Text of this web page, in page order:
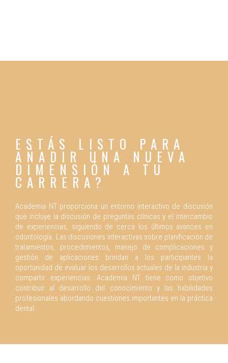
ESTÁS LISTO PARA
AÑADIR UNA NUEVA
DIMENSIÓN A TU
CARRERA?
Academia NT proporciona un entorno interactivo de discusión
que incluye la discusión de preguntas clínicas y el intercambio
de experiencias, siguiendo de cerca los últimos avances en
odontología. Las discusiones interactivas sobre planificación de
tratamientos, procedimientos, manejo de complicaciones y
gestión de aplicaciones brindan a los participantes la
oportunidad de evaluar los desarrollos actuales de la industria y
compartir experiencias. Academia NT tiene como objetivo
contribuir al desarrollo del conocimiento y las habilidades
profesionales abordando cuestiones importantes en la práctica
dental.